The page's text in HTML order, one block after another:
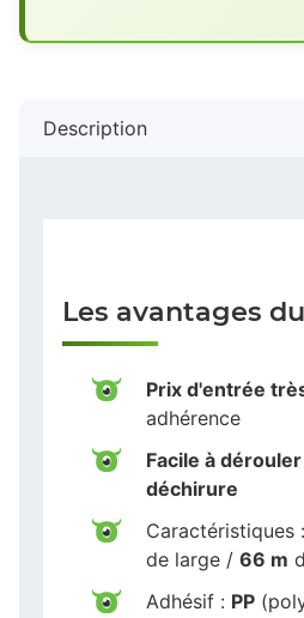
Description
Les avantages
Prix d'entrée
adhérence
Facile à dérouler
déchirure
Caractéristiques :
de large / 66 m
Adhésif : PP